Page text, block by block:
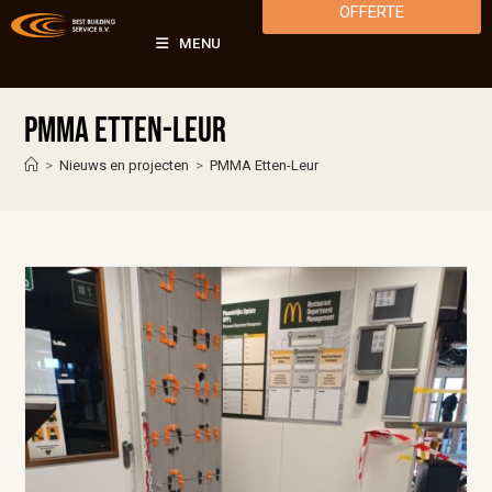
MENU
OFFERTE
PMMA Etten-Leur
> Nieuws en projecten > PMMA Etten-Leur